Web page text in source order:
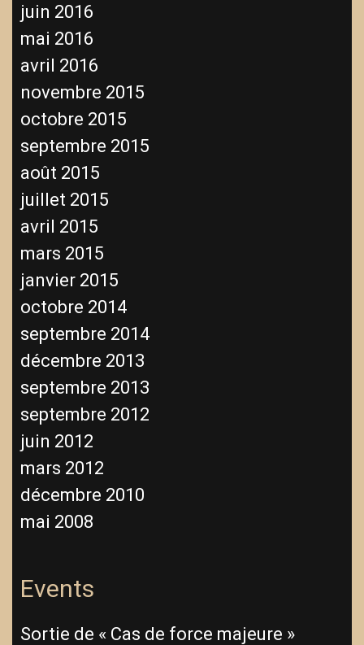
juin 2016
mai 2016
avril 2016
novembre 2015
octobre 2015
septembre 2015
août 2015
juillet 2015
avril 2015
mars 2015
janvier 2015
octobre 2014
septembre 2014
décembre 2013
septembre 2013
septembre 2012
juin 2012
mars 2012
décembre 2010
mai 2008
Events
Sortie de « Cas de force majeure »